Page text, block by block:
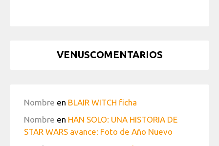
VENUSCOMENTARIOS
Nombre en BLAIR WITCH ficha
Nombre en HAN SOLO: UNA HISTORIA DE
STAR WARS avance: Foto de Año Nuevo